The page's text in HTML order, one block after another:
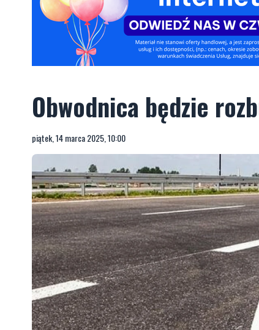
Obwodnica będzie
piątek, 14 marca 2025, 10:00